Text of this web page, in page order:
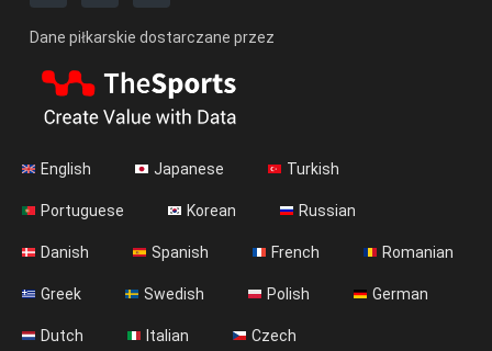
Dane piłkarskie dostarczane przez
English Japanese Turkish
Portuguese Korean Russian
Danish Spanish French Romanian
Greek Swedish Polish German
Dutch Italian Czech